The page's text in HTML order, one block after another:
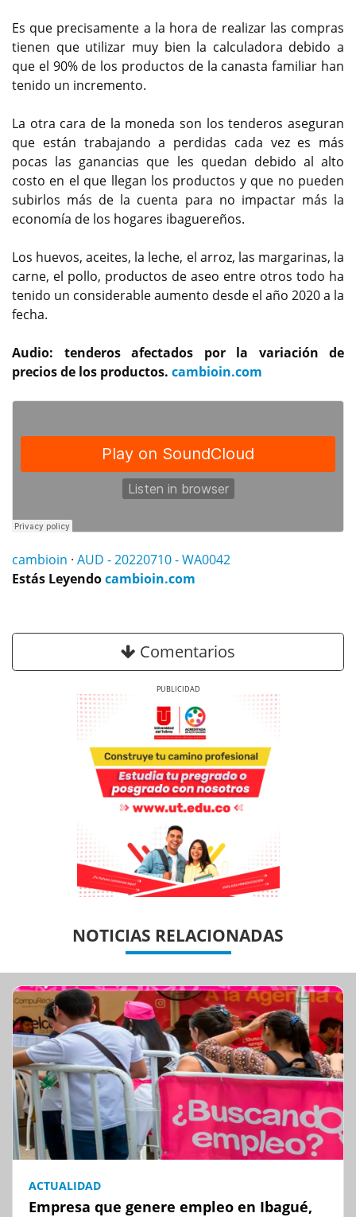
Es que precisamente a la hora de realizar las compras
tienen que utilizar muy bien la calculadora debido a
que el 90% de los productos de la canasta familiar han
tenido un incremento.
La otra cara de la moneda son los tenderos aseguran
que están trabajando a perdidas cada vez es más
pocas las ganancias que les quedan debido al alto
costo en el que llegan los productos y que no pueden
subirlos más de la cuenta para no impactar más la
economía de los hogares ibaguereños.
Los huevos, aceites, la leche, el arroz, las margarinas, la
carne, el pollo, productos de aseo entre otros todo ha
tenido un considerable aumento desde el año 2020 a la
fecha.
Audio: tenderos afectados por la variación de
precios de los productos. cambioin.com
cambioin · AUD - 20220710 - WA0042
Estás Leyendocambioin.com
Comentarios
NOTICIAS RELACIONADAS
ACTUALIDAD
Empresa que genere empleo en Ibagué,